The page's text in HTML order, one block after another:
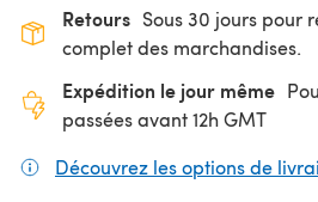
Retours Sous 30 jours pour
complet des marchandises.
Expédition le jour même
passées avant 12h GMT
Découvrez les options de